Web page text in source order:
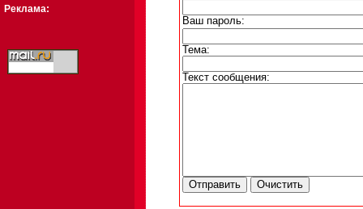
Реклама:
Ваш пароль:
Тема:
Текст сообщения: